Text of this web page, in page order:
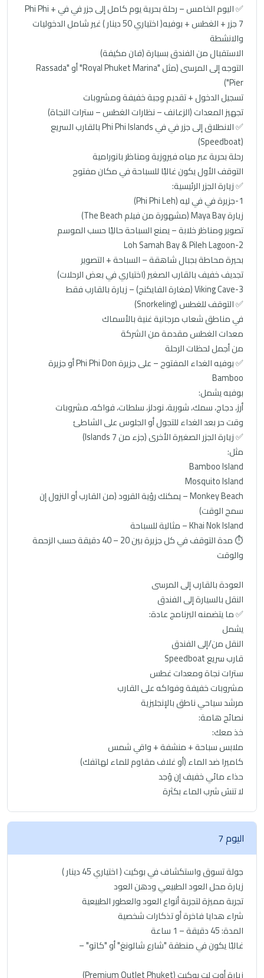
✅ اليوم الخامس – رحلة بحرية يوم كامل إلى جزر في في Phi Phi +
7 جزر + الغطس + بوفيه( اختياري 50 دينار ) غير شامل الدخوليات
والانشطة
الاستقبال من الفندق بسيارة (فان مكيفة)
التوجه إلى المرسى (مثل "Royal Phuket Marina" أو "Rassada
Pier")
تسجيل الدخول + تقديم وجبة خفيفة ومشروبات
تجهيز المعدات (الزعانف – نظارات الغطس – سترات النجاة)
✅ الانطلاق إلى جزر في في Phi Phi Islands بالقارب السريع
(Speedboat)
رحلة بحرية عبر مياه فيروزية ومناظر بانورامية
التوقف الأول يكون غالبًا للسباحة في مكان مفتوح
✅ زيارة الجزر الرئيسية:
1-جزيرة في في ليه (Phi Phi Leh)
زيارة Maya Bay (مشهورة من فيلم The Beach)
تصوير ومناظر خلابة – يمنع السباحة حاليًا حسب الموسم
2-Loh Samah Bay & Pileh Lagoon
بحيرة محاطة بجبال شاهقة – السباحة + التصوير
تجديف خفيف بالقارب الصغير (اختياري في بعض الرحلات)
3-Viking Cave (مغارة الفايكنج) – زيارة بالقارب فقط
✅ التوقف للغطس (Snorkeling)
في مناطق شعاب مرجانية غنية بالأسماك
معدات الغطس مقدمة من الشركة
من أجمل لحظات الرحلة
✅ بوفيه الغداء المفتوح – على جزيرة Phi Phi Don أو جزيرة
Bamboo
بوفيه يشمل:
أرز، دجاج، سمك، شوربة، نودلز، سلطات، فواكه، مشروبات
وقت حر بعد الغداء للتجول أو الجلوس على الشاطئ
✅ زيارة الجزر الصغيرة الأخرى (جزء من 7 Islands)
مثل:
Bamboo Island
Mosquito Island
Monkey Beach – يمكنك رؤية القرود (من القارب أو النزول إن
سمح الوقت)
Khai Nok Island – مثالية للسباحة
⏱️ مدة التوقف في كل جزيرة بين 20 – 40 دقيقة حسب الزحمة
والوقت
العودة بالقارب إلى المرسى
النقل بالسيارة إلى الفندق
✅ ما يتضمنه البرنامج عادة:
يشمل
النقل من/إلى الفندق
قارب سريع Speedboat
سترات نجاة ومعدات غطس
مشروبات خفيفة وفواكه على القارب
مرشد سياحي ناطق بالإنجليزية
نصائح هامة:
خذ معك:
ملابس سباحة + منشفة + واقي شمس
كاميرا ضد الماء (أو غلاف مقاوم للماء لهاتفك)
حذاء مائي خفيف إن وُجد
لا تنسَ شرب الماء بكثرة
اليوم 7
جولة تسوق واستكشاف في بوكيت ( اختياري 45 دينار )
زيارة محل العود الطبيعي ودهن العود
تجربة مميزة لتجربة أنواع العود والعطور الطبيعية
شراء هدايا فاخرة أو تذكارات شخصية
المدة: 45 دقيقة – 1 ساعة
غالبًا يكون في منطقة "شارع شالونغ" أو "كاتو" –
زيارة أوت لِت بوكيت (Premium Outlet Phuket)